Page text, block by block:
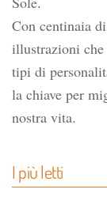
Con centinaia
illustrazioni
tipi di
la chiave per
nostra vita.
I più letti